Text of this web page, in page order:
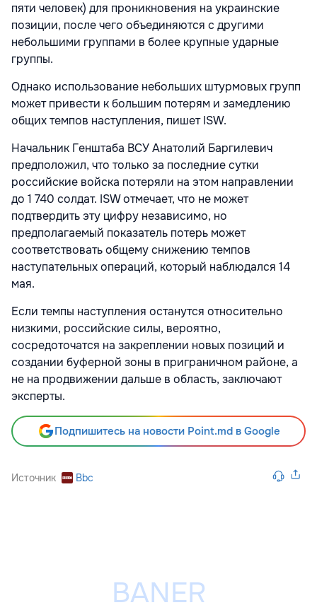
пяти человек) для проникновения на украинские
позиции, после чего объединяются с другими
небольшими группами в более крупные ударные
группы.
Однако использование небольших штурмовых групп
может привести к большим потерям и замедлению
общих темпов наступления, пишет ISW.
Начальник Генштаба ВСУ Анатолий Баргилевич
предположил, что только за последние сутки
российские войска потеряли на этом направлении
до 1 740 солдат. ISW отмечает, что не может
подтвердить эту цифру независимо, но
предполагаемый показатель потерь может
соответствовать общему снижению темпов
наступательных операций, который наблюдался 14
мая.
Если темпы наступления останутся относительно
низкими, российские силы, вероятно,
сосредоточатся на закреплении новых позиций и
создании буферной зоны в приграничном районе, а
не на продвижении дальше в область, заключают
эксперты.
Подпишитесь на новости Point.md в Google
Источник Bbc